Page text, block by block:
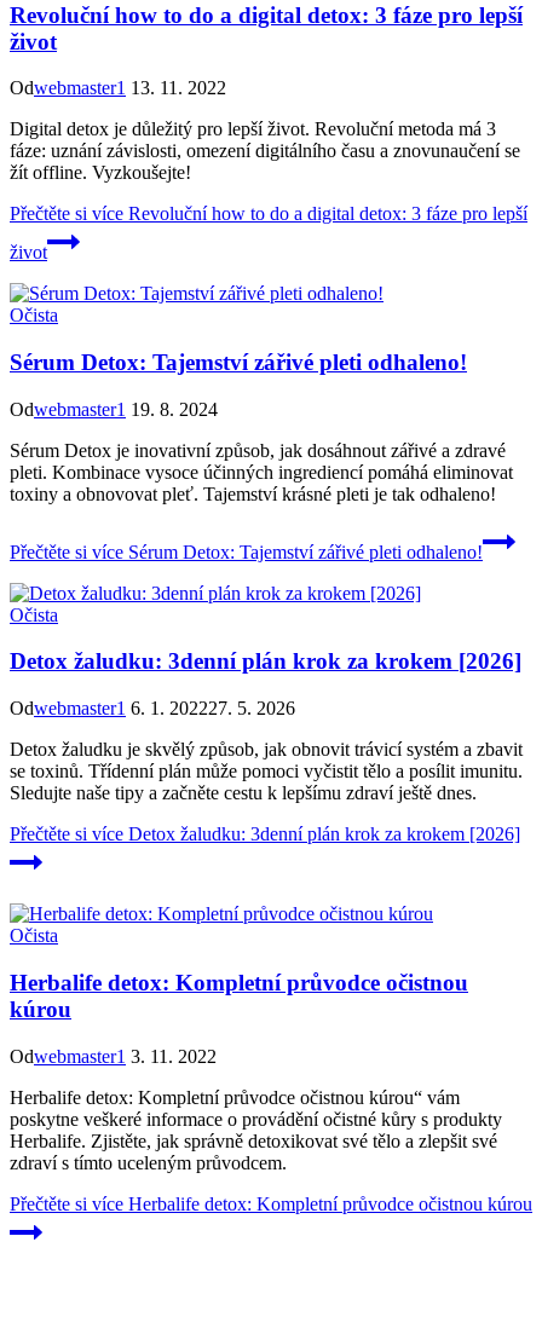
Revoluční how to do a digital detox: 3 fáze pro lepší
život
Odwebmaster1 13. 11. 2022
Digital detox je důležitý pro lepší život. Revoluční metoda má 3
fáze: uznání závislosti, omezení digitálního času a znovunaučení se
žít offline. Vyzkoušejte!
Přečtěte si více Revoluční how to do a digital detox: 3 fáze pro lepší
život
Očista
Sérum Detox: Tajemství zářivé pleti odhaleno!
Odwebmaster1 19. 8. 2024
Sérum Detox je inovativní způsob, jak dosáhnout zářivé a zdravé
pleti. Kombinace vysoce účinných ingrediencí pomáhá eliminovat
toxiny a obnovovat pleť. Tajemství krásné pleti je tak odhaleno!
Přečtěte si více Sérum Detox: Tajemství zářivé pleti odhaleno!
Očista
Detox žaludku: 3denní plán krok za krokem [2026]
Odwebmaster1 6. 1. 202227. 5. 2026
Detox žaludku je skvělý způsob, jak obnovit trávicí systém a zbavit
se toxinů. Třídenní plán může pomoci vyčistit tělo a posílit imunitu.
Sledujte naše tipy a začněte cestu k lepšímu zdraví ještě dnes.
Přečtěte si více Detox žaludku: 3denní plán krok za krokem [2026]
Očista
Herbalife detox: Kompletní průvodce očistnou
kúrou
Odwebmaster1 3. 11. 2022
Herbalife detox: Kompletní průvodce očistnou kúrou“ vám
poskytne veškeré informace o provádění očistné kůry s produkty
Herbalife. Zjistěte, jak správně detoxikovat své tělo a zlepšit své
zdraví s tímto uceleným průvodcem.
Přečtěte si více Herbalife detox: Kompletní průvodce očistnou kúrou